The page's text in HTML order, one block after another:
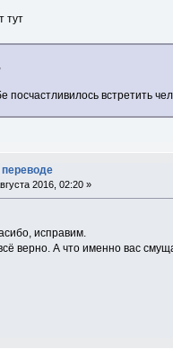
тут
посчастливилось встретить
2016, 02:20 »
исправим.
верно. А что именно вас